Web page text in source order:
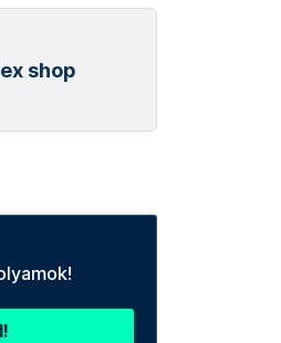
shop